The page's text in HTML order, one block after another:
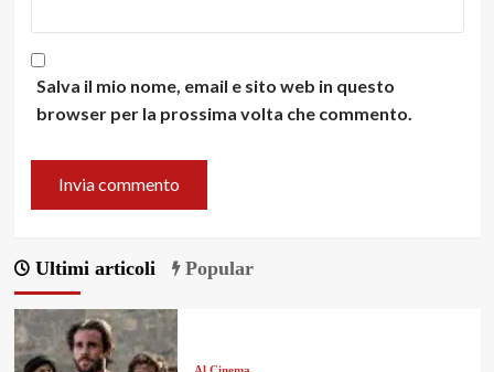
Salva il mio nome, email e sito web in questo
browser per la prossima volta che commento.
Ultimi articoli Popular